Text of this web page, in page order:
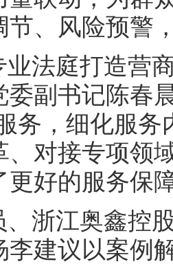
节、风险预警
业法庭打造营
委副书记陈春
务，细化服
、对接专项领
更好的服务保
浙江奥鑫控
李建议以案例